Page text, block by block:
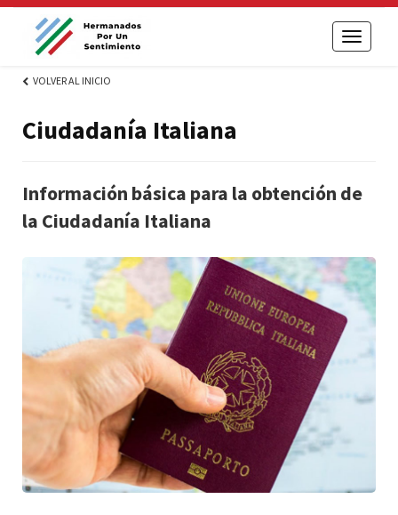
Toggle
VOLVER AL INICIO
Ciudadanía Italiana
Información básica para la obtención de
la Ciudadanía Italiana